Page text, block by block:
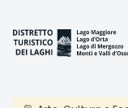
Inhalt